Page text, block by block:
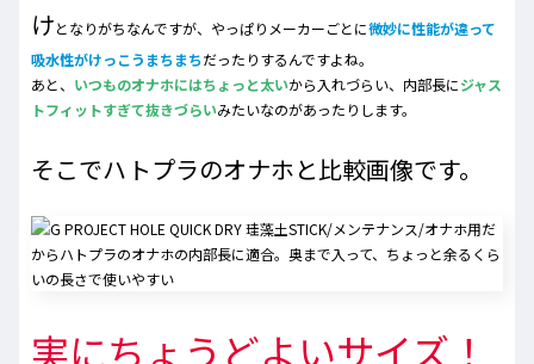
けとなりがちなんですが、やっぱりメーカーごとに微妙に性能が違って
吸水性がけっこうまちまちだったりするんですよね。
あと、 いつものオナホにはちょっと太いから入れづらい、内部長にジャス
トフィットすぎて抜きづらいみたいなのがあったりします。
そこでハトプラのオナホと比較画像です。
実にちょうどよいサイズ！